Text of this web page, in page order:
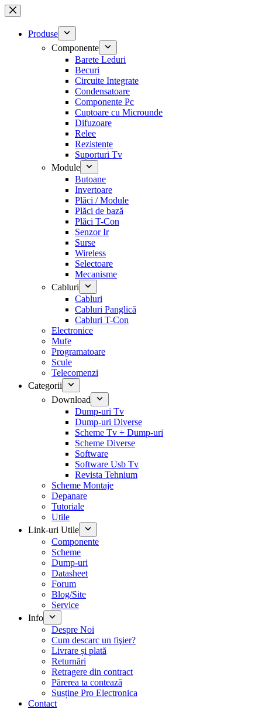
Sari
la
conținutProduse
Componente
Barete Leduri
Becuri
Circuite Integrate
Condensatoare
Componente Pc
Cuptoare cu Microunde
Difuzoare
Relee
Rezistențe
Suporturi Tv
Module
Butoane
Invertoare
Plăci / Module
Plăci de bază
Plăci T-Con
Senzor Ir
Surse
Wireless
Selectoare
Mecanisme
Cabluri
Cabluri
Cabluri Panglică
Cabluri T-Con
Electronice
Mufe
Programatoare
Scule
Telecomenzi
Categorii
Download
Dump-uri Tv
Dump-uri Diverse
Scheme Tv + Dump-uri
Scheme Diverse
Software
Software Usb Tv
Revista Tehnium
Scheme Montaje
Depanare
Tutoriale
Utile
Link-uri Utile
Componente
Scheme
Dump-uri
Datasheet
Forum
Blog/Site
Service
Info
Despre Noi
Cum descarc un fişier?
Livrare și plată
Returnări
Retragere din contract
Părerea ta contează
Susține Pro Electronica
Contact